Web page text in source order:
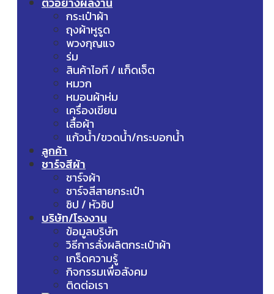
กระเป๋าผ้า
ถุงผ้าหูรูด
พวงกุญแจ
ร่ม
สินค้าไอที / แก็ดเจ็ต
หมวก
หมอนผ้าห่ม
เครื่องเขียน
เสื้อผ้า
แก้วน้ำ/ขวดน้ำ/กระบอกน้ำ
ลูกค้า
ชาร์จสีผ้า
ชาร์จผ้า
ชาร์จสีสายกระเป๋า
ซิป / หัวซิป
บริษัท/โรงงาน
ข้อมูลบริษัท
วิธีการสั่งผลิตกระเป๋าผ้า
เกร็ดความรู้
กิจกรรมเพื่อสังคม
ติดต่อเรา